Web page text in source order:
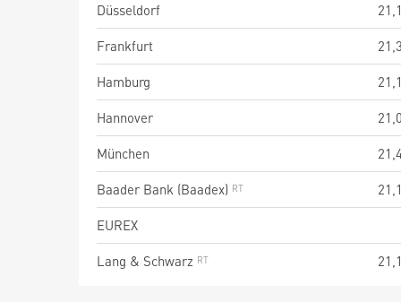
Düsseldorf
Frankfurt
Hamburg
Hannover
München
Baader Bank (Baadex)
EUREX
Lang & Schwarz